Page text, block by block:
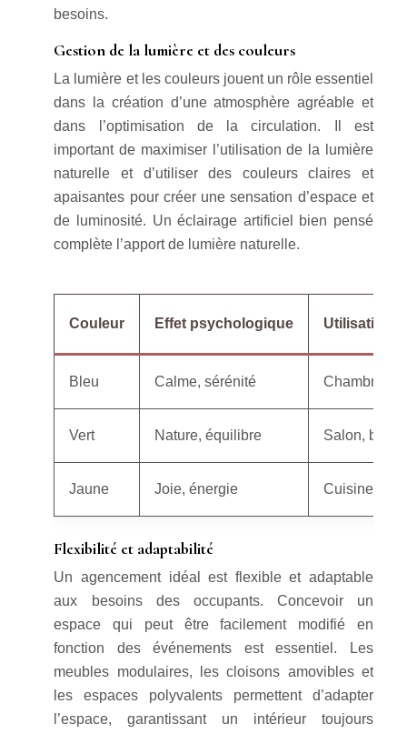
besoins.
Gestion de la lumière et des couleurs
La lumière et les couleurs jouent un rôle essentiel
dans la création d’une atmosphère agréable et
dans l’optimisation de la circulation. Il est
important de maximiser l’utilisation de la lumière
naturelle et d’utiliser des couleurs claires et
apaisantes pour créer une sensation d’espace et
de luminosité. Un éclairage artificiel bien pensé
complète l’apport de lumière naturelle.
Couleur Effet psychologique Utilisation
Bleu Calme, sérénité Chambre,
Vert Nature, équilibre Salon,
Jaune Joie, énergie Cuisine,
Flexibilité et adaptabilité
Un agencement idéal est flexible et adaptable
aux besoins des occupants. Concevoir un
espace qui peut être facilement modifié en
fonction des événements est essentiel. Les
meubles modulaires, les cloisons amovibles et
les espaces polyvalents permettent d’adapter
l’espace, garantissant un intérieur toujours